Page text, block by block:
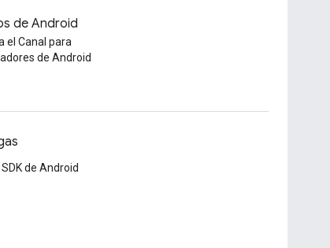
de Android
el Canal para
de Android
de Android